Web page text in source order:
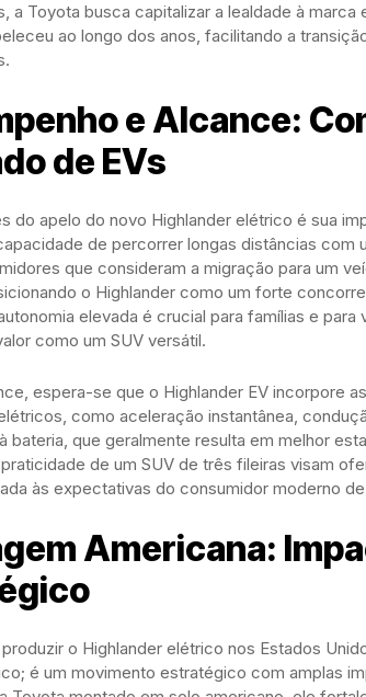
a Toyota busca capitalizar a lealdade à
ao longo dos anos, facilitando a
e Alcance:
de EVs
do apelo do novo Highlander elétrico é sua
de percorrer longas distâncias com
que consideram a migração para um
o Highlander como um forte
elevada é crucial para famílias e
como um SUV versátil.
espera-se que o Highlander EV incorpore
como aceleração instantânea,
bateria, que geralmente resulta em melhor
de um SUV de três fileiras visam
às expectativas do consumidor moderno
Americana:
o Highlander elétrico nos Estados
é um movimento estratégico com amplas